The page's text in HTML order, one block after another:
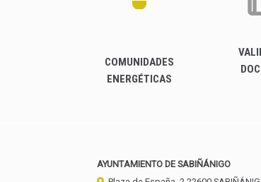
COMUNIDADES
ENERGÉTICAS
AYUNTAMIENTO DE SABIÑÁNIGO